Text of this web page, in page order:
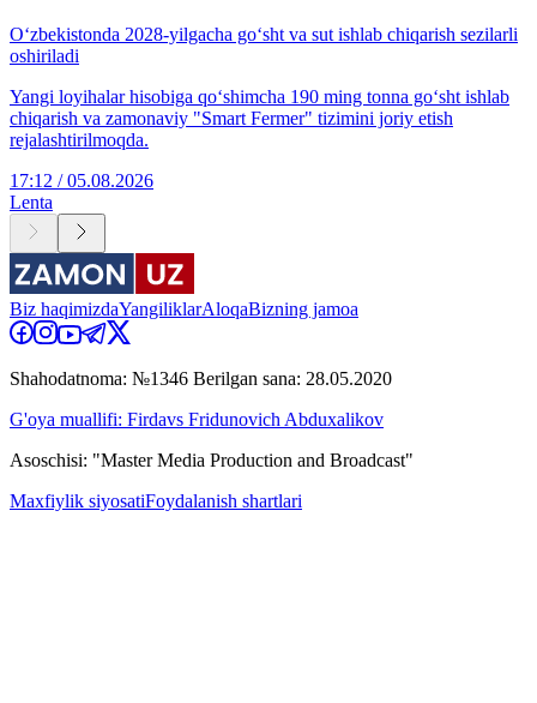
O‘zbekistonda 2028-yilgacha go‘sht va sut ishlab chiqarish sezilarli
oshiriladi
Yangi loyihalar hisobiga qo‘shimcha 190 ming tonna go‘sht ishlab
chiqarish va zamonaviy "Smart Fermer" tizimini joriy etish
rejalashtirilmoqda.
17:12 / 05.08.2026
Lenta
Biz haqimizdaYangiliklarAloqaBizning jamoa
Shahodatnoma: №1346 Berilgan sana: 28.05.2020
G'oya muallifi: Firdavs Fridunovich Abduxalikov
Asoschisi: "Master Media Production and Broadcast"
Maxfiylik siyosatiFoydalanish shartlari